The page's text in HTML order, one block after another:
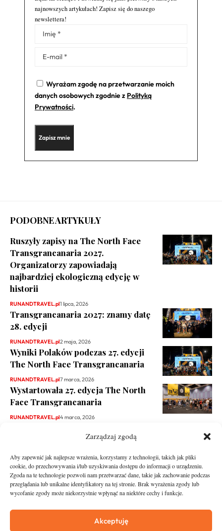
Zarządzaj zgodą
Aby zapewnić jak najlepsze wrażenia, korzystamy z technologii, takich jak pliki
cookie, do przechowywania i/lub uzyskiwania dostępu do informacji o urządzeniu.
Zgoda na te technologie pozwoli nam przetwarzać dane, takie jak zachowanie podczas
przeglądania lub unikalne identyfikatory na tej stronie. Brak wyrażenia zgody lub
wycofanie zgody może niekorzystnie wpłynąć na niektóre cechy i funkcje.
Akceptuję
najnowszych artykułach! Zapisz się do naszego
newslettera!
Wyrażam zgodę na przetwarzanie moich
danych osobowych zgodnie z Polityką
Prywatności.
Alternative:
PODOBNE ARTYKUŁY
Ruszyły zapisy na The North Face
Transgrancanaria 2027.
Organizatorzy zapowiadają
najbardziej ekologiczną edycję w
historii
RUNANDTRAVEL.pl1 lipca, 2026
Transgrancanaria 2027: znamy datę
28. edycji
RUNANDTRAVEL.pl2 maja, 2026
Wyniki Polaków podczas 27. edycji
The North Face Transgrancanaria
RUNANDTRAVEL.pl7 marca, 2026
Wystartowała 27. edycja The North
Face Transgrancanaria
RUNANDTRAVEL.pl4 marca, 2026
O nas